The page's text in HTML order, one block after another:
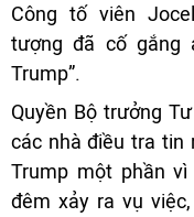
Công tố viên
tượng đã cố gắng
Trump”.
Quyền Bộ trưởng
các nhà điều tra tin
Trump một phần
đêm xảy ra vụ